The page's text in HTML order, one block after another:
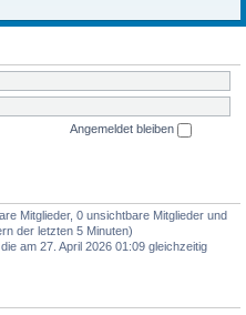
Angemeldet bleiben
Mitglieder, 0 unsichtbare Mitglieder und
der letzten 5 Minuten)
am 27. April 2026 01:09 gleichzeitig